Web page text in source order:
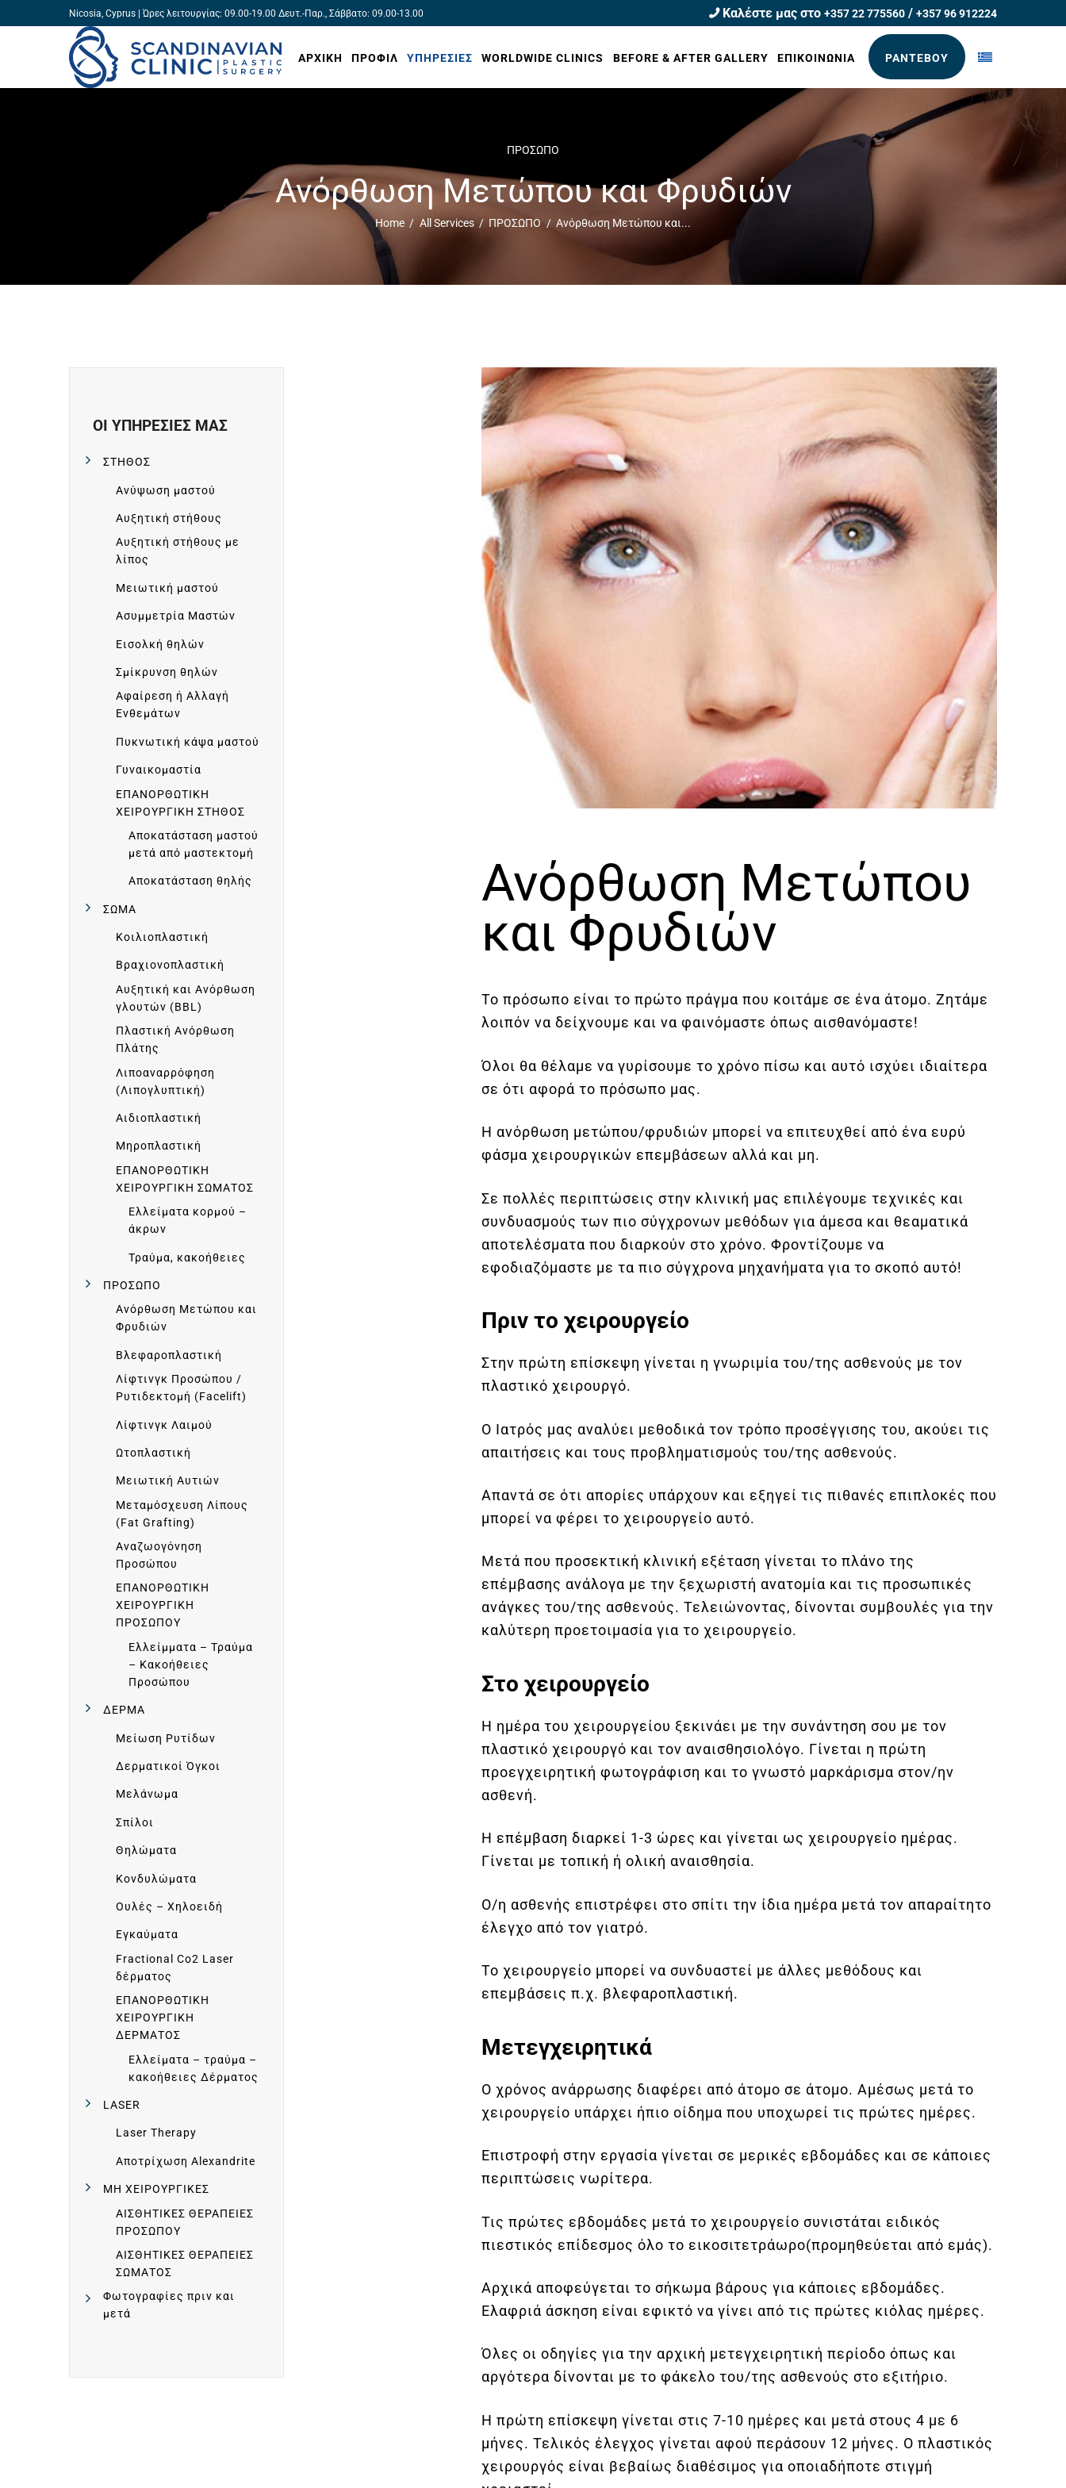
Nicosia, Cyprus | Ώρες λειτουργίας: 09.00-19.00 Δευτ.-Παρ., Σάββατο: 09.00-13.00 Καλέστε μας στο +357 22 775560 / +357 96 912224
ΑΡΧΙΚΗ ΠΡΟΦΙΛ ΥΠΗΡΕΣΙΕΣ WORLDWIDE CLINICS BEFORE & AFTER GALLERY ΕΠΙΚΟΙΝΩΝΙΑ ΡΑΝΤΕΒΟΥ
ΠΡΟΣΩΠΟ
Ανόρθωση Μετώπου και Φρυδιών
Home All Services ΠΡΟΣΩΠΟ Ανόρθωση Μετώπου και...
Ανόρθωση Μετώπου
και Φρυδιών
Το πρόσωπο είναι το πρώτο πράγμα που κοιτάμε σε ένα άτομο. Ζητάμε
λοιπόν να δείχνουμε και να φαινόμαστε όπως αισθανόμαστε!
Όλοι θα θέλαμε να γυρίσουμε το χρόνο πίσω και αυτό ισχύει ιδιαίτερα
σε ότι αφορά το πρόσωπο μας.
Η ανόρθωση μετώπου/φρυδιών μπορεί να επιτευχθεί από ένα ευρύ
φάσμα χειρουργικών επεμβάσεων αλλά και μη.
Σε πολλές περιπτώσεις στην κλινική μας επιλέγουμε τεχνικές και
συνδυασμούς των πιο σύγχρονων μεθόδων για άμεσα και θεαματικά
αποτελέσματα που διαρκούν στο χρόνο. Φροντίζουμε να
εφοδιαζόμαστε με τα πιο σύγχρονα μηχανήματα για το σκοπό αυτό!
Πριν το χειρουργείο
Στην πρώτη επίσκεψη γίνεται η γνωριμία του/της ασθενούς με τον
πλαστικό χειρουργό.
Ο Ιατρός μας αναλύει μεθοδικά τον τρόπο προσέγγισης του, ακούει τις
απαιτήσεις και τους προβληματισμούς του/της ασθενούς.
Απαντά σε ότι απορίες υπάρχουν και εξηγεί τις πιθανές επιπλοκές που
μπορεί να φέρει το χειρουργείο αυτό.
Μετά που προσεκτική κλινική εξέταση γίνεται το πλάνο της
επέμβασης ανάλογα με την ξεχωριστή ανατομία και τις προσωπικές
ανάγκες του/της ασθενούς. Τελειώνοντας, δίνονται συμβουλές για την
καλύτερη προετοιμασία για το χειρουργείο.
Στο χειρουργείο
Η ημέρα του χειρουργείου ξεκινάει με την συνάντηση σου με τον
πλαστικό χειρουργό και τον αναισθησιολόγο. Γίνεται η πρώτη
προεγχειρητική φωτογράφιση και το γνωστό μαρκάρισμα στον/ην
ασθενή.
Η επέμβαση διαρκεί 1-3 ώρες και γίνεται ως χειρουργείο ημέρας.
Γίνεται με τοπική ή ολική αναισθησία.
Ο/η ασθενής επιστρέφει στο σπίτι την ίδια ημέρα μετά τον απαραίτητο
έλεγχο από τον γιατρό.
Το χειρουργείο μπορεί να συνδυαστεί με άλλες μεθόδους και
επεμβάσεις π.χ. βλεφαροπλαστική.
Μετεγχειρητικά
Ο χρόνος ανάρρωσης διαφέρει από άτομο σε άτομο. Αμέσως μετά το
χειρουργείο υπάρχει ήπιο οίδημα που υποχωρεί τις πρώτες ημέρες.
Επιστροφή στην εργασία γίνεται σε μερικές εβδομάδες και σε κάποιες
περιπτώσεις νωρίτερα.
Τις πρώτες εβδομάδες μετά το χειρουργείο συνιστάται ειδικός
πιεστικός επίδεσμος όλο το εικοσιτετράωρο(προμηθεύεται από εμάς).
Αρχικά αποφεύγεται το σήκωμα βάρους για κάποιες εβδομάδες.
Ελαφριά άσκηση είναι εφικτό να γίνει από τις πρώτες κιόλας ημέρες.
Όλες οι οδηγίες για την αρχική μετεγχειρητική περίοδο όπως και
αργότερα δίνονται με το φάκελο του/της ασθενούς στο εξιτήριο.
Η πρώτη επίσκεψη γίνεται στις 7-10 ημέρες και μετά στους 4 με 6
μήνες. Τελικός έλεγχος γίνεται αφού περάσουν 12 μήνες. Ο πλαστικός
χειρουργός είναι βεβαίως διαθέσιμος για οποιαδήποτε στιγμή
ΟΙ ΥΠΗΡΕΣΙΕΣ ΜΑΣ
ΣΤΗΘΟΣ
Ανύψωση μαστού
Αυξητική στήθους
Αυξητική στήθους με
λίπος
Μειωτική μαστού
Ασυμμετρία Μαστών
Εισολκή θηλών
Σμίκρυνση θηλών
Αφαίρεση ή Αλλαγή
Ενθεμάτων
Πυκνωτική κάψα μαστού
Γυναικομαστία
ΕΠΑΝΟΡΘΩΤΙΚΗ
ΧΕΙΡΟΥΡΓΙΚΗ ΣΤΗΘΟΣ
Αποκατάσταση μαστού
μετά από μαστεκτομή
Αποκατάσταση θηλής
ΣΩΜΑ
Κοιλιοπλαστική
Βραχιονοπλαστική
Αυξητική και Ανόρθωση
γλουτών (BBL)
Πλαστική Ανόρθωση
Πλάτης
Λιποαναρρόφηση
(Λιπογλυπτική)
Αιδιοπλαστική
Μηροπλαστική
ΕΠΑΝΟΡΘΩΤΙΚΗ
ΧΕΙΡΟΥΡΓΙΚΗ ΣΩΜΑΤΟΣ
Ελλείματα κορμού –
άκρων
Τραύμα, κακοήθειες
ΠΡΟΣΩΠΟ
Ανόρθωση Μετώπου και
Φρυδιών
Βλεφαροπλαστική
Λίφτινγκ Προσώπου /
Ρυτιδεκτομή (Facelift)
Λίφτινγκ Λαιμού
Ωτοπλαστική
Μειωτική Αυτιών
Μεταμόσχευση Λίπους
(Fat Grafting)
Αναζωογόνηση
Προσώπου
ΕΠΑΝΟΡΘΩΤΙΚΗ
ΧΕΙΡΟΥΡΓΙΚΗ
ΠΡΟΣΩΠΟΥ
Ελλείμματα – Τραύμα
– Κακοήθειες
Προσώπου
ΔΕΡΜΑ
Μείωση Ρυτίδων
Δερματικοί Όγκοι
Μελάνωμα
Σπίλοι
Θηλώματα
Κονδυλώματα
Ουλές – Χηλοειδή
Εγκαύματα
Fractional Co2 Laser
δέρματος
ΕΠΑΝΟΡΘΩΤΙΚΗ
ΧΕΙΡΟΥΡΓΙΚΗ
ΔΕΡΜΑΤΟΣ
Ελλείματα – τραύμα –
κακοήθειες Δέρματος
LASER
Laser Therapy
Αποτρίχωση Alexandrite
ΜΗ ΧΕΙΡΟΥΡΓΙΚΕΣ
ΑΙΣΘΗΤΙΚΕΣ ΘΕΡΑΠΕΙΕΣ
ΠΡΟΣΩΠΟΥ
ΑΙΣΘΗΤΙΚΕΣ ΘΕΡΑΠΕΙΕΣ
ΣΩΜΑΤΟΣ
Φωτογραφίες πριν και
μετά